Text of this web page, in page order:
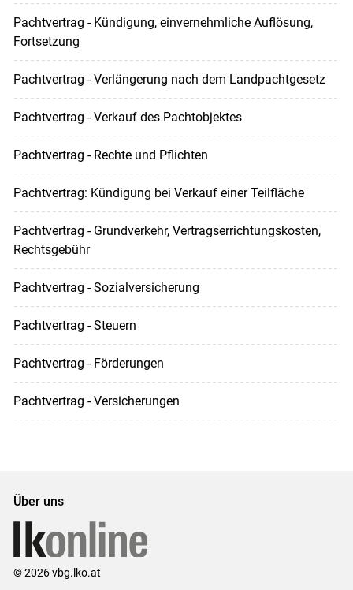
Pachtvertrag - Kündigung, einvernehmliche Auflösung,
Fortsetzung
Pachtvertrag - Verlängerung nach dem Landpachtgesetz
Pachtvertrag - Verkauf des Pachtobjektes
Pachtvertrag - Rechte und Pflichten
Pachtvertrag: Kündigung bei Verkauf einer Teilfläche
Pachtvertrag - Grundverkehr, Vertragserrichtungskosten,
Rechtsgebühr
Pachtvertrag - Sozialversicherung
Pachtvertrag - Steuern
Pachtvertrag - Förderungen
Pachtvertrag - Versicherungen
Über uns
© 2026 vbg.lko.at